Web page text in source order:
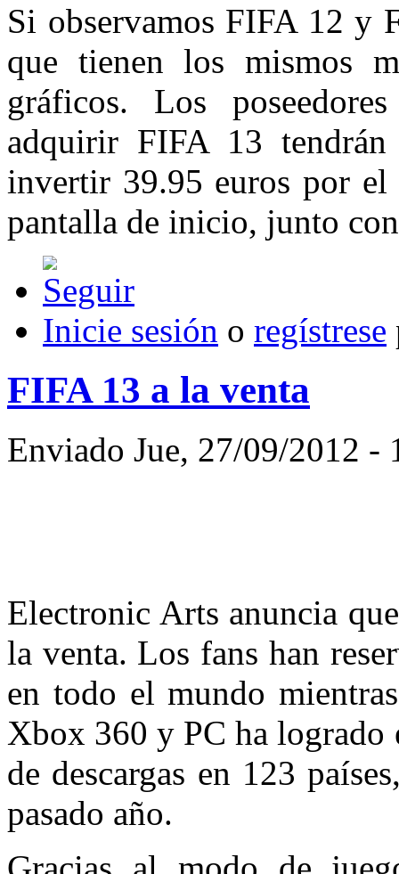
Si observamos FIFA 12 y
que tienen los mismos
gráficos. Los
adquirir FIFA 13
invertir 39.95 euros por
pantalla de inicio, junto
Inicie sesión o regístrese
FIFA 13 a la venta
Enviado Jue, 27/09/2012 -
Electronic Arts anuncia
la venta. Los fans han
en todo el mundo
Xbox 360 y PC ha
de descargas en 123
pasado año.